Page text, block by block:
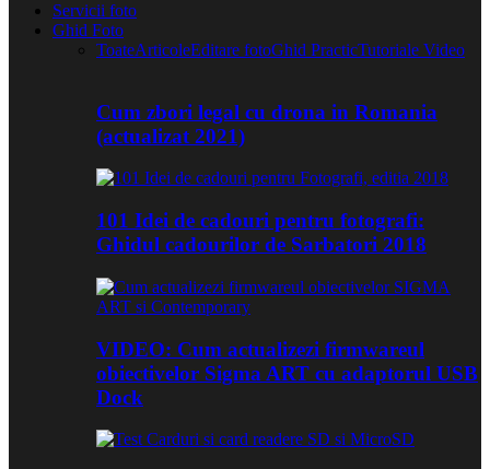
Servicii foto
Ghid Foto
ToateArticoleEditare fotoGhid PracticTutoriale Video
Cum zbori legal cu drona in Romania
(actualizat 2021)
101 Idei de cadouri pentru fotografi:
Ghidul cadourilor de Sarbatori 2018
VIDEO: Cum actualizezi firmwareul
obiectivelor Sigma ART cu adaptorul USB
Dock